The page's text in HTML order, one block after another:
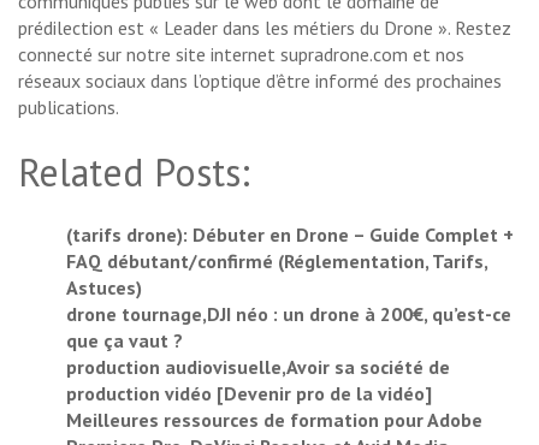
prédilection est « Leader dans les métiers du Drone ». Restez
connecté sur notre site internet supradrone.com et nos
réseaux sociaux dans l’optique d’être informé des prochaines
publications.
Related Posts:
(tarifs drone): Débuter en Drone – Guide Complet +
FAQ débutant/confirmé (Réglementation, Tarifs,
Astuces)
drone tournage,DJI néo : un drone à 200€, qu’est-ce
que ça vaut ?
production audiovisuelle,Avoir sa société de
production vidéo [Devenir pro de la vidéo]
Meilleures ressources de formation pour Adobe